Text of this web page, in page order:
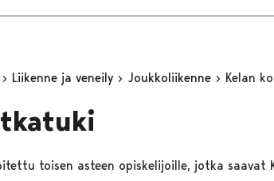
Liikenne ja veneily Joukkoliikenne Kelan
toisen asteen opiskelijoille, jotka saavat